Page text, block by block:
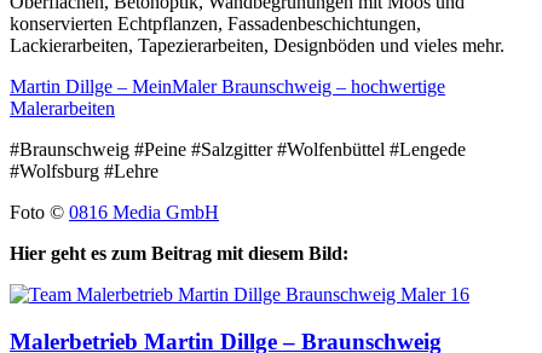
konservierten Echtpflanzen, Fassadenbeschichtungen,
Lackierarbeiten, Tapezierarbeiten, Designböden und vieles mehr.
Martin Dillge – MeinMaler Braunschweig – hochwertige
Malerarbeiten
#Braunschweig #Peine #Salzgitter #Wolfenbüttel #Lengede
#Wolfsburg #Lehre
Foto © 0816 Media GmbH
Hier geht es zum Beitrag mit diesem Bild:
Malerbetrieb Martin Dillge – Braunschweig